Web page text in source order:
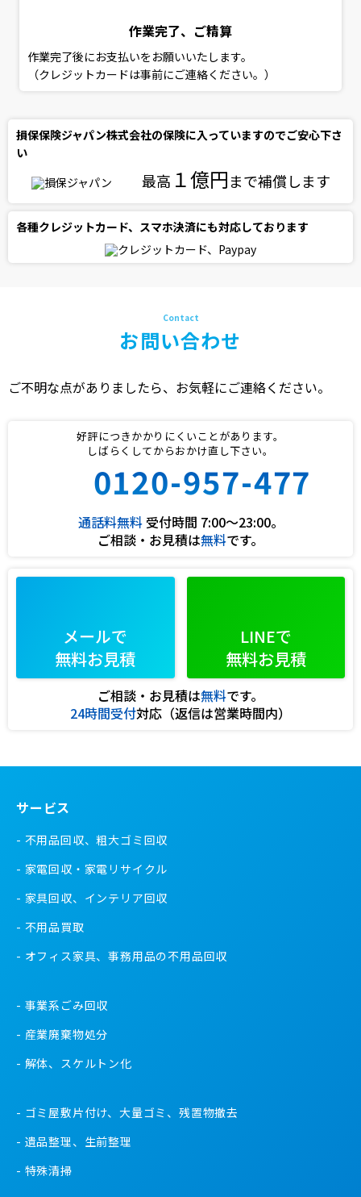
作業完了、ご精算
作業完了後にお支払いをお願いいたします。
（クレジットカードは事前にご連絡ください。）
損保保険ジャパン株式会社の保険に入っていますのでご安心下さ
い
最高 １億円まで補償します
各種クレジットカード、スマホ決済にも対応しております
お問い合わせ
ご不明な点がありましたら、お気軽にご連絡ください。
好評につきかかりにくいことがあります。
しばらくしてからおかけ直し下さい。
0120-957-477
通話料無料 受付時間 7:00〜23:00。
ご相談・お見積は無料です。
メールで
無料お見積
LINEで
無料お見積
ご相談・お見積は無料です。
24時間受付対応（返信は営業時間内）
サービス
不用品回収、粗大ゴミ回収
家電回収・家電リサイクル
家具回収、インテリア回収
不用品買取
オフィス家具、事務用品の不用品回収
事業系ごみ回収
産業廃棄物処分
解体、スケルトン化
ゴミ屋敷片付け、大量ゴミ、残置物撤去
遺品整理、生前整理
特殊清掃